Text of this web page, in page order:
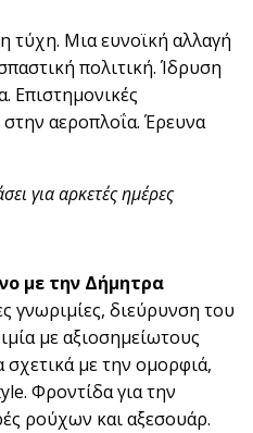
τύχη. Μια ευνοϊκή αλλαγή
πολιτική. Ίδρυση
Επιστημονικές
στην αεροπλοΐα. Έρευνα
για αρκετές ημέρες
με την Δήμητρα
γνωριμίες, διεύρυνση του
με αξιοσημείωτους
με την ομορφιά,
Φροντίδα για την
ρούχων και αξεσουάρ.